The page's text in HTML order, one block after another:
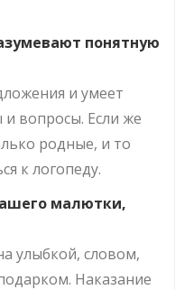
понятную
и умеет
вопросы. Если же
родные, и то
к логопеду.
малютки,
улыбкой, словом,
Наказание